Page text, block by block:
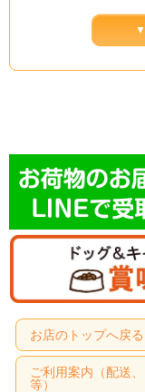
▼
お店のトップへ戻る
ご利用案内（配送
等）